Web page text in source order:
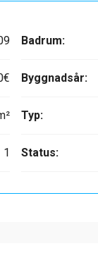
1
Badrum:
Byggnadsår:
Typ:
Status: